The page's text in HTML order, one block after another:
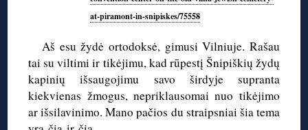
at-piramont-in-snipiskes/75558
Aš esu žydė ortodoksė, gimusi Vilniuje. Rašau
tai su viltimi ir tikėjimu, kad rūpestį Šnipiškių žydų
kapinių išsaugojimu savo širdyje supranta
kiekvienas žmogus, nepriklausomai nuo tikėjimo
ar išsilavinimo. Mano pačios du straipsniai šia tema